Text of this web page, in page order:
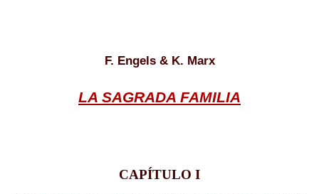
F. Engels & K. Marx
LA SAGRADA FAMILIA
CAPÍTULO I